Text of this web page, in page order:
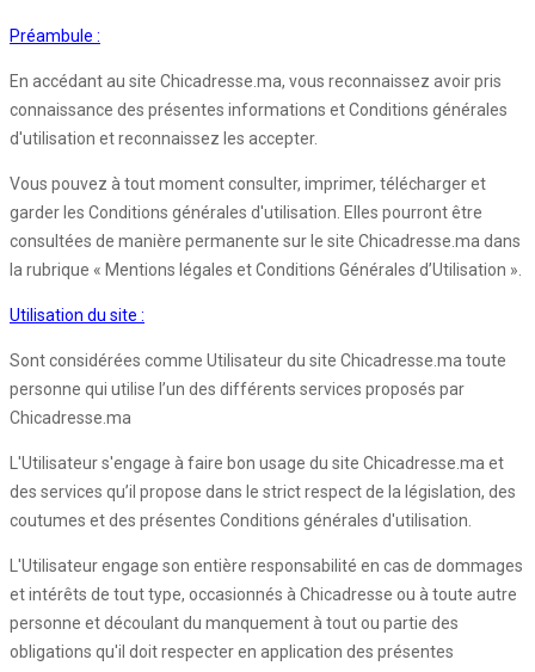
Préambule :
En accédant au site Chicadresse.ma, vous reconnaissez avoir pris
connaissance des présentes informations et Conditions générales
d'utilisation et reconnaissez les accepter.
Vous pouvez à tout moment consulter, imprimer, télécharger et
garder les Conditions générales d'utilisation. Elles pourront être
consultées de manière permanente sur le site Chicadresse.ma dans
la rubrique « Mentions légales et Conditions Générales d’Utilisation ».
Utilisation du site :
Sont considérées comme Utilisateur du site Chicadresse.ma toute
personne qui utilise l’un des différents services proposés par
Chicadresse.ma
L'Utilisateur s'engage à faire bon usage du site Chicadresse.ma et
des services qu’il propose dans le strict respect de la législation, des
coutumes et des présentes Conditions générales d'utilisation.
L'Utilisateur engage son entière responsabilité en cas de dommages
et intérêts de tout type, occasionnés à Chicadresse ou à toute autre
personne et découlant du manquement à tout ou partie des
obligations qu'il doit respecter en application des présentes